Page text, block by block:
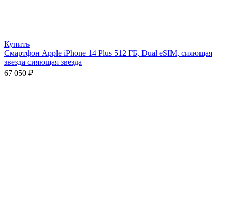
Купить
Смартфон Apple iPhone 14 Plus 512 ГБ, Dual eSIM, сияющая
звезда сияющая звезда
67 050 ₽